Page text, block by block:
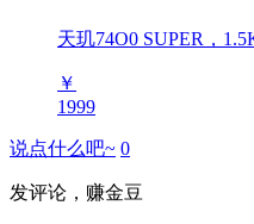
天玑74O0 SUPER，
￥
1999
说点什么吧~ 0
发评论，赚金豆